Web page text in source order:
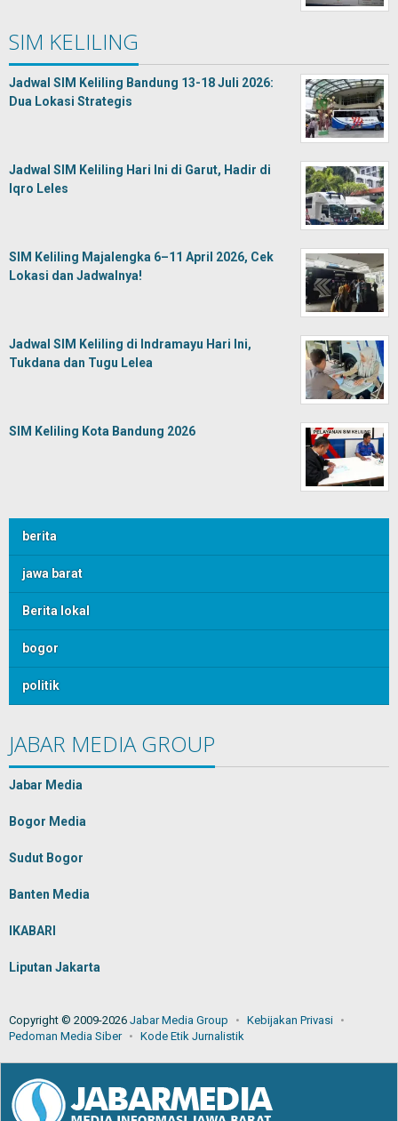
SIM KELILING
Jadwal SIM Keliling Bandung 13-18 Juli 2026:
Dua Lokasi Strategis
Jadwal SIM Keliling Hari Ini di Garut, Hadir di
Iqro Leles
SIM Keliling Majalengka 6–11 April 2026, Cek
Lokasi dan Jadwalnya!
Jadwal SIM Keliling di Indramayu Hari Ini,
Tukdana dan Tugu Lelea
SIM Keliling Kota Bandung 2026
berita
jawa barat
Berita lokal
bogor
politik
JABAR MEDIA GROUP
Jabar Media
Bogor Media
Sudut Bogor
Banten Media
IKABARI
Liputan Jakarta
Copyright © 2009-2026 Jabar Media Group
Kebijakan Privasi
Pedoman Media Siber
Kode Etik Jurnalistik